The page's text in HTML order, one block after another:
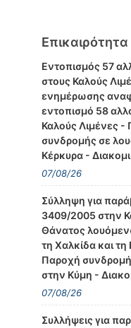
Επικαιρότητα
Εντοπισμός 57
στους Καλούς
ενημέρωσης
εντοπισμό 58
Καλούς Λιμένες -
συνδρομής σε
Κέρκυρα -
07/08/26
Σύλληψη για
3409/2005 στην
Θάνατος
τη Χαλκίδα και τη
Παροχή
στην Κύμη -
07/08/26
Συλλήψεις για